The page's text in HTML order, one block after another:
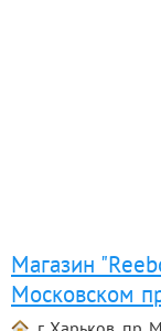
Магазин
Московском